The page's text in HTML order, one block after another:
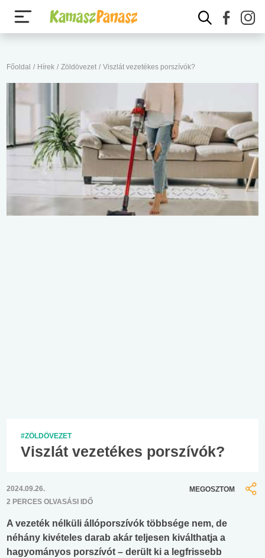
Főoldal / Hírek / Zöldövezet / Viszlát vezetékes porszívók?
#ZÖLDÖVEZET
Viszlát vezetékes porszívók?
2024.09.26.
2 PERCES OLVASÁSI IDŐ
MEGOSZTOM
A vezeték nélküli állóporszívók többsége nem, de
néhány kivételes darab akár teljesen kiválthatja a
hagyományos porszívót – derült ki a legfrissebb